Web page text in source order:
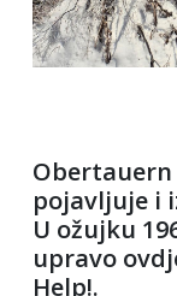
pojavljuje i
U ožujku
upravo
Help!.